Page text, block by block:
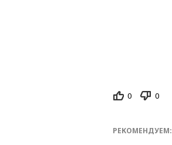
0 0
РЕКОМЕНДУЕМ: